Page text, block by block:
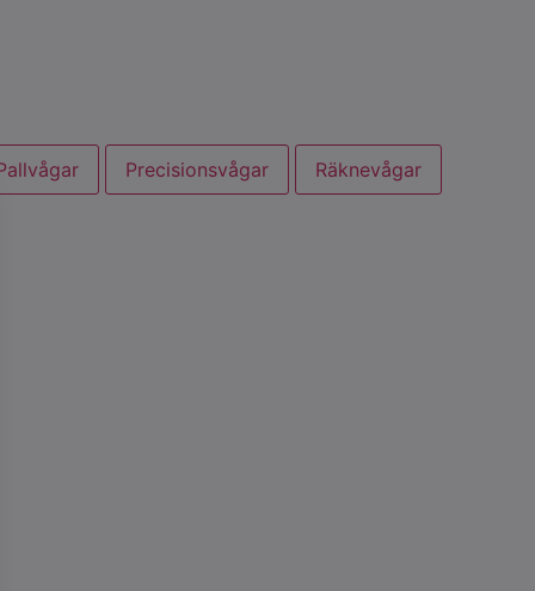
Precisionsvågar Räknevågar